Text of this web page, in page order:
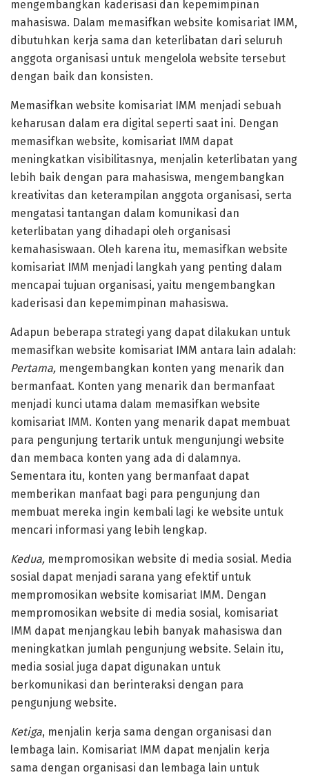
mengembangkan kaderisasi dan kepemimpinan
mahasiswa. Dalam memasifkan website komisariat IMM,
dibutuhkan kerja sama dan keterlibatan dari seluruh
anggota organisasi untuk mengelola website tersebut
dengan baik dan konsisten.
Memasifkan website komisariat IMM menjadi sebuah
keharusan dalam era digital seperti saat ini. Dengan
memasifkan website, komisariat IMM dapat
meningkatkan visibilitasnya, menjalin keterlibatan yang
lebih baik dengan para mahasiswa, mengembangkan
kreativitas dan keterampilan anggota organisasi, serta
mengatasi tantangan dalam komunikasi dan
keterlibatan yang dihadapi oleh organisasi
kemahasiswaan. Oleh karena itu, memasifkan website
komisariat IMM menjadi langkah yang penting dalam
mencapai tujuan organisasi, yaitu mengembangkan
kaderisasi dan kepemimpinan mahasiswa.
Adapun beberapa strategi yang dapat dilakukan untuk
memasifkan website komisariat IMM antara lain adalah:
Pertama, mengembangkan konten yang menarik dan
bermanfaat. Konten yang menarik dan bermanfaat
menjadi kunci utama dalam memasifkan website
komisariat IMM. Konten yang menarik dapat membuat
para pengunjung tertarik untuk mengunjungi website
dan membaca konten yang ada di dalamnya.
Sementara itu, konten yang bermanfaat dapat
memberikan manfaat bagi para pengunjung dan
membuat mereka ingin kembali lagi ke website untuk
mencari informasi yang lebih lengkap.
Kedua, mempromosikan website di media sosial. Media
sosial dapat menjadi sarana yang efektif untuk
mempromosikan website komisariat IMM. Dengan
mempromosikan website di media sosial, komisariat
IMM dapat menjangkau lebih banyak mahasiswa dan
meningkatkan jumlah pengunjung website. Selain itu,
media sosial juga dapat digunakan untuk
berkomunikasi dan berinteraksi dengan para
pengunjung website.
Ketiga, menjalin kerja sama dengan organisasi dan
lembaga lain. Komisariat IMM dapat menjalin kerja
sama dengan organisasi dan lembaga lain untuk